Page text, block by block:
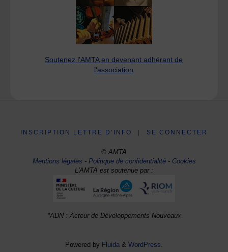
Soutenez l'AMTA en devenant adhérant de
l'association
INSCRIPTION LETTRE D’INFO SE CONNECTER
© AMTA
Mentions légales -Politique de confidentialité- Cookies
L'AMTA est soutenue par :
*ADN : Acteur de Développements Nouveaux
Powered by Fluida & WordPress.